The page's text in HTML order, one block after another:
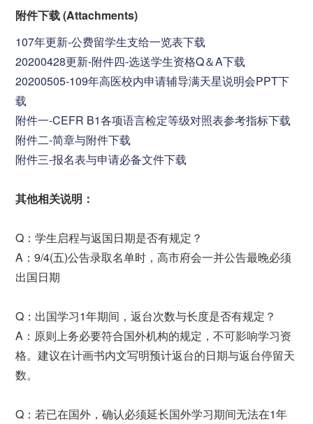
附件下载 (Attachments)
107年更新-公费留学生支给一览表下载
20200428更新-附件四-选送学生资格Q＆A下载
20200505-109年高医校内申请辅导满天星说明会PPT下
载
附件一-CEFR B1各项语言检定等级对照表参考指标下载
附件二-简章与附件下载
附件三-报名表与申请必备文件下载
其他相关说明：
Q：学生启程与返国日期是否有规定？
A：9/4(五)公告录取名单时，高市府会一并公告最晚必须
出国日期
Q：出国学习1年期间，返台次数与长度是否有规定？
A：原则上务必要符合国外机构的规定，不可影响学习资
格。建议在计画书内文写明预计返台的日期与返台停留天
数。
Q：若已在国外，确认必须延长国外学习期间无法在1年